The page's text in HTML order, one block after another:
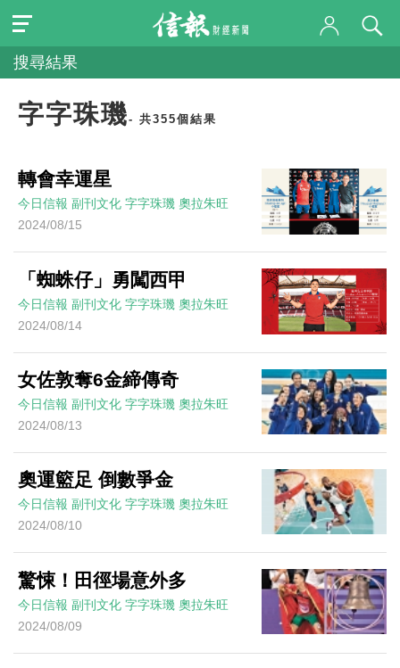
搜尋結果
字字珠璣- 共355個結果
轉會幸運星
今日信報 副刊文化 字字珠璣 奧拉朱旺
2024/08/15
「蜘蛛仔」勇闖西甲
今日信報 副刊文化 字字珠璣 奧拉朱旺
2024/08/14
女佐敦奪6金締傳奇
今日信報 副刊文化 字字珠璣 奧拉朱旺
2024/08/13
奧運籃足 倒數爭金
今日信報 副刊文化 字字珠璣 奧拉朱旺
2024/08/10
驚悚！田徑場意外多
今日信報 副刊文化 字字珠璣 奧拉朱旺
2024/08/09